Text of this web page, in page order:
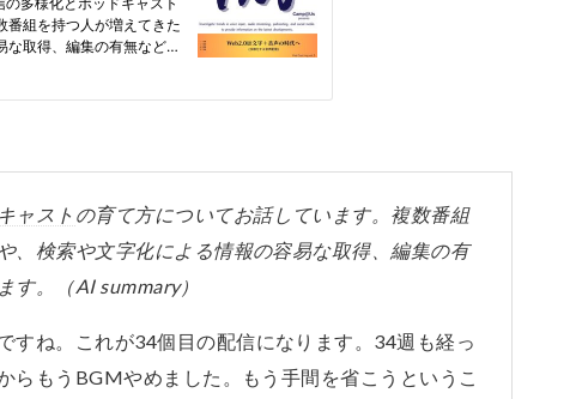
ャスト の育て方についてお話しています。複数番組
、検索や文字化による情報の容易な取得、編集の有
す。（AI summary）
すね。これが34個目の配信になります。34週も経っ
らもうBGMやめました。もう手間を省こうというこ